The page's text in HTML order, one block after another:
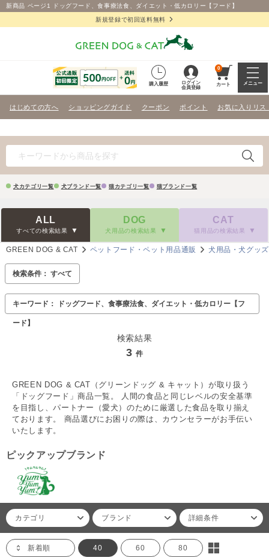
新商品 ページ1 ドッグフード、食事療法食、ダイエット・低カロリー【フード】
新規登録で初回送料無料
購入履歴
ログイン
会員登録
0
カート メニュー
はじめての方へ ショッピングガイド クーポン ポイント お気に入りリス
犬カテゴリ一覧 犬ブランド一覧 猫カテゴリ一覧 猫ブランド一覧
ALL
すべての検索結果
DOG
犬用品の検索結果
CAT
猫用品の検索結果
GREEN DOG & CAT ペットフード・ペット用品通販 犬用品・犬グッズ
検索条件： すべて
キーワード： ドッグフード、食事療法食、ダイエット・低カロリー【フ
ード】
検索結果
3 件
GREEN DOG & CAT（グリーンドッグ & キャット）が取り扱う
「ドッグフード」商品一覧。 人間の食品と同じレベルの安全基準
を目指し、パートナー（愛犬）のために厳選した食品を取り揃え
ております。 商品選びにお困りの際は、カウンセラーがお手伝い
いたします。
ピックアップブランド
カテゴリ ブランド 詳細条件
新着順 40 60 80